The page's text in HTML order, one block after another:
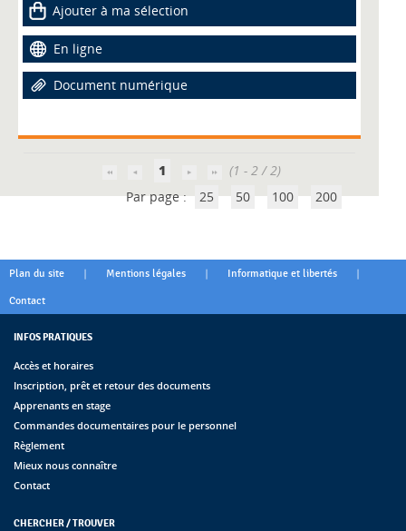
Ajouter à ma sélection
En ligne
Document numérique
1
(1 - 2 / 2)
Par page : 25 50 100 200
Plan du site | Mentions légales | Informatique et libertés |
Contact
INFOS PRATIQUES
Accès et horaires
Inscription, prêt et retour des documents
Apprenants en stage
Commandes documentaires pour le personnel
Règlement
Mieux nous connaître
Contact
CHERCHER / TROUVER